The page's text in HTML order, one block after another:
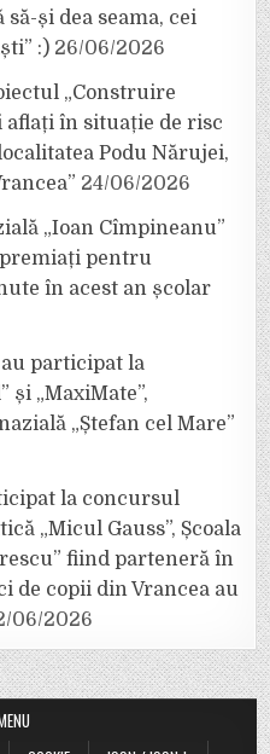
și dea seama, cei
:) 26/06/2026
„Construire
în situație de risc
Podu Nărujei,
24/06/2026
„Ioan Cîmpineanu”
pentru
în acest an școlar
participat la
și „MaxiMate”,
„Ștefan cel Mare”
la concursul
„Micul Gauss”, Școala
fiind parteneră în
de copii din Vrancea au
06/2026